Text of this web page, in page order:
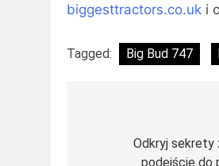
biggesttractors.co.uk i
Tagged: Big Bud 747
Odkryj sekrety
podejście do